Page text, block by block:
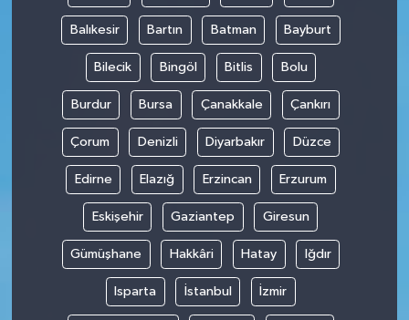
Balıkesir Bartın Batman Bayburt
Bilecik Bingöl Bitlis Bolu
Burdur Bursa Çanakkale Çankırı
Çorum Denizli Diyarbakır Düzce
Edirne Elazığ Erzincan Erzurum
Eskişehir Gaziantep Giresun
Gümüşhane Hakkâri Hatay Iğdır
Isparta İstanbul İzmir